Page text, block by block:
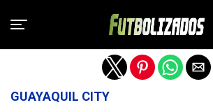
GUAYAQUIL CITY
Salir de la versión móvil